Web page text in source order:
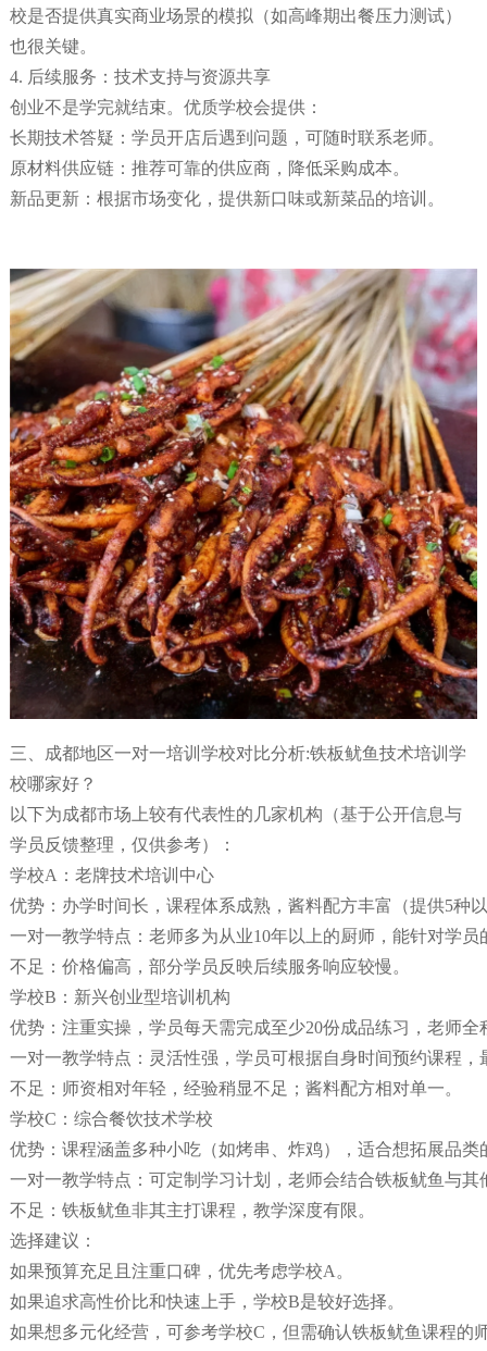
校是否提供真实商业场景的模拟（如高峰期出餐压力测试）
也很关键。
4. 后续服务：技术支持与资源共享
创业不是学完就结束。优质学校会提供：
长期技术答疑：学员开店后遇到问题，可随时联系老师。
原材料供应链：推荐可靠的供应商，降低采购成本。
新品更新：根据市场变化，提供新口味或新菜品的培训。
三、成都地区一对一培训学校对比分析:铁板鱿鱼技术培训学
校哪家好？
以下为成都市场上较有代表性的几家机构（基于公开信息与
学员反馈整理，仅供参考）：
学校A：老牌技术培训中心
优势：办学时间长，课程体系成熟，酱料配方丰富（提供5种
一对一教学特点：老师多为从业10年以上的厨师，能针对学
不足：价格偏高，部分学员反映后续服务响应较慢。
学校B：新兴创业型培训机构
优势：注重实操，学员每天需完成至少20份成品练习，老师全
一对一教学特点：灵活性强，学员可根据自身时间预约课程，
不足：师资相对年轻，经验稍显不足；酱料配方相对单一。
学校C：综合餐饮技术学校
优势：课程涵盖多种小吃（如烤串、炸鸡），适合想拓展品类
一对一教学特点：可定制学习计划，老师会结合铁板鱿鱼与其
不足：铁板鱿鱼非其主打课程，教学深度有限。
选择建议：
如果预算充足且注重口碑，优先考虑学校A。
如果追求高性价比和快速上手，学校B是较好选择。
如果想多元化经营，可参考学校C，但需确认铁板鱿鱼课程的